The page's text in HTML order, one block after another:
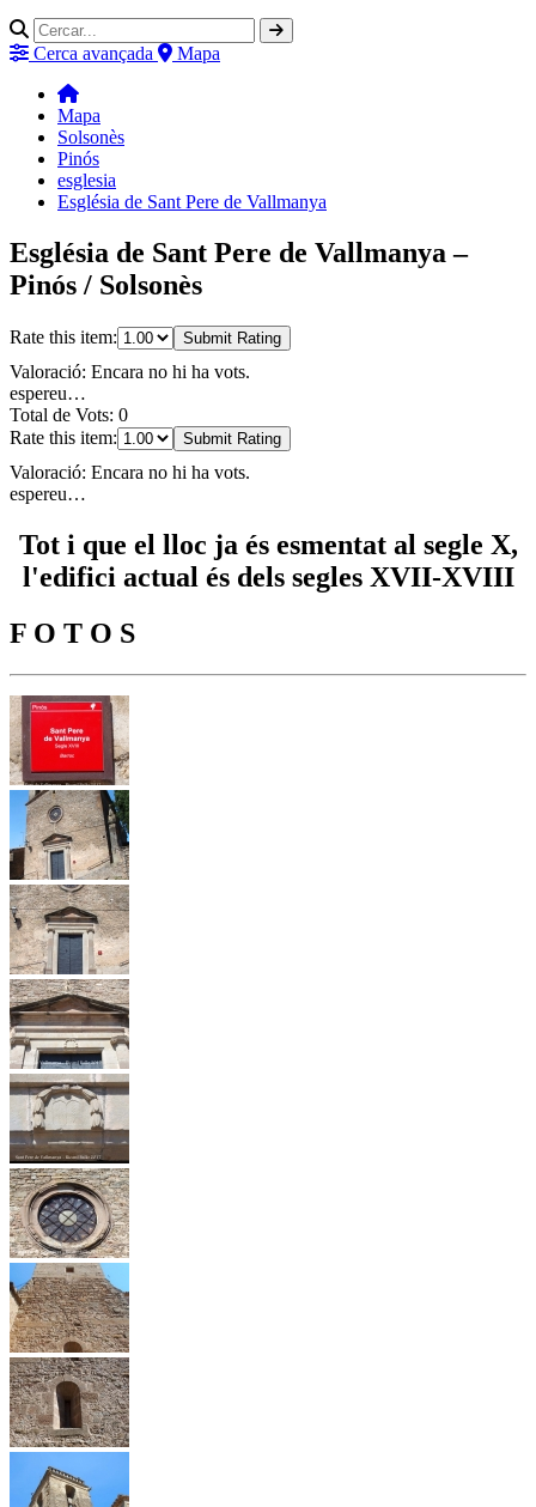
Cerca avançada Mapa
Mapa
Solsonès
Pinós
esglesia
Església de Sant Pere de Vallmanya
Església de Sant Pere de Vallmanya –
Pinós / Solsonès
Rate this item: Submit Rating
Valoració: Encara no hi ha vots.
espereu…
Total de Vots: 0
Rate this item:
Submit Rating
Valoració: Encara no hi ha vots.
espereu…
Tot i que el lloc ja és esmentat al segle X,
l'edifici actual és dels segles XVII-XVIII
F O T O S